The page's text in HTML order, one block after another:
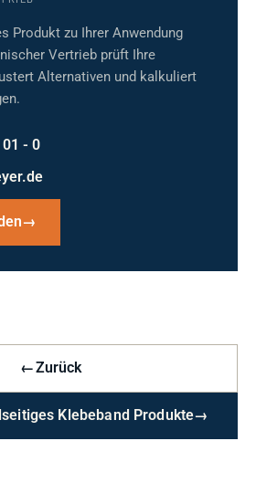
Produkt zu Ihrer Anwendung
Vertrieb prüft Ihre
Alternativen und kalkuliert
- 0
→
←Zurück
Klebeband Produkte→